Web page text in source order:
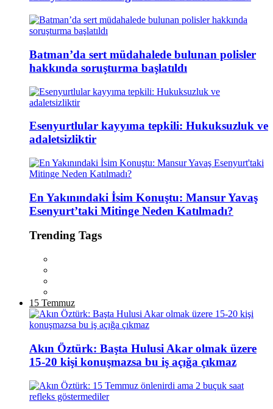
Batman’da sert müdahalede bulunan polisler
hakkında soruşturma başlatıldı
Esenyurtlular kayyıma tepkili: Hukuksuzluk ve
adaletsizliktir
En Yakınındaki İsim Konuştu: Mansur Yavaş
Esenyurt’taki Mitinge Neden Katılmadı?
Trending Tags
15 Temmuz
Akın Öztürk: Başta Hulusi Akar olmak üzere
15-20 kişi konuşmazsa bu iş açığa çıkmaz